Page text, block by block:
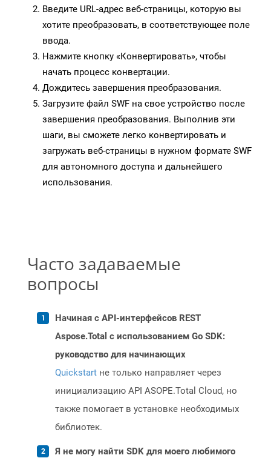
Введите URL-адрес веб-страницы, которую вы
хотите преобразовать, в соответствующее поле
ввода.
Нажмите кнопку «Конвертировать», чтобы
начать процесс конвертации.
Дождитесь завершения преобразования.
Загрузите файл SWF на свое устройство после
завершения преобразования. Выполнив эти
шаги, вы сможете легко конвертировать и
загружать веб-страницы в нужном формате SWF
для автономного доступа и дальнейшего
использования.
Часто задаваемые
вопросы
Начиная с API-интерфейсов REST
Aspose.Total с использованием Go SDK:
руководство для начинающих
Quickstart не только направляет через
инициализацию API ASOPE.Total Cloud, но
также помогает в установке необходимых
библиотек.
Я не могу найти SDK для моего любимого